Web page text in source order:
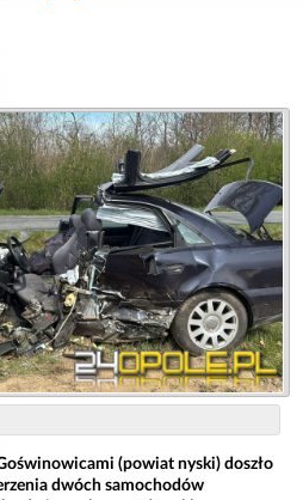
(powiat nyski) doszło
dwóch samochodów